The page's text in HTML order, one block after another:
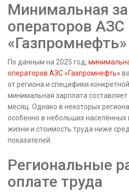
Минимальная
операторов АЗС
«Газпромнефть»
По данным на 2025 год,
операторов АЗС «Газпромнефть»
от региона и специфики
минимальная зарплата составляет
месяц. Однако в некоторых
особенно в небольших населённых
жизни и стоимость труда ниже
показателей.
Региональные
оплате труда